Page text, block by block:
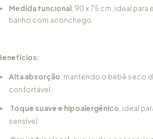
Medida funcional , 90 x 75 cm, ideal
banho com aconchego.
Alta absorção, mantendo o bebê seco
confortável.
Toque suave e hipoalergênico, ideal
sensível.